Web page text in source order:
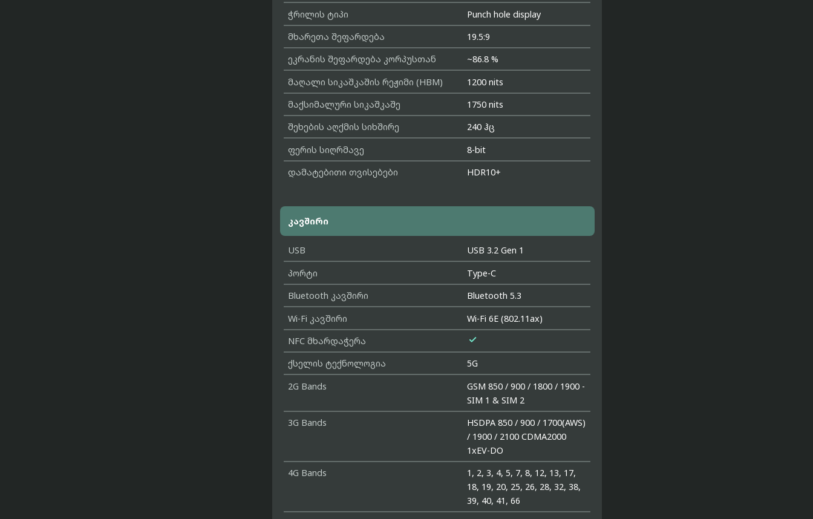
ჭრილის ტიპი
Punch hole display
მხარეთა შეფარდება
19.5:9
ეკრანის შეფარდება კორპუსთან
~86.8 %
მაღალი სიკაშკაშის რეჟიმი (HBM)
1200 nits
მაქსიმალური სიკაშკაშე
1750 nits
შეხების აღქმის სიხშირე
240 ჰც
ფერის სიღრმავე
8-bit
დამატებითი თვისებები
HDR10+
კავშირი
USB
USB 3.2 Gen 1
პორტი
Type-C
Bluetooth კავშირი
Bluetooth 5.3
Wi-Fi კავშირი
Wi-Fi 6E (802.11ax)
NFC მხარდაჭერა

ქსელის ტექნოლოგია
5G
2G Bands
GSM 850 / 900 / 1800 / 1900 -
SIM 1 & SIM 2
3G Bands
HSDPA 850 / 900 / 1700(AWS)
/ 1900 / 2100 CDMA2000
1xEV-DO
4G Bands
1, 2, 3, 4, 5, 7, 8, 12, 13, 17,
18, 19, 20, 25, 26, 28, 32, 38,
39, 40, 41, 66